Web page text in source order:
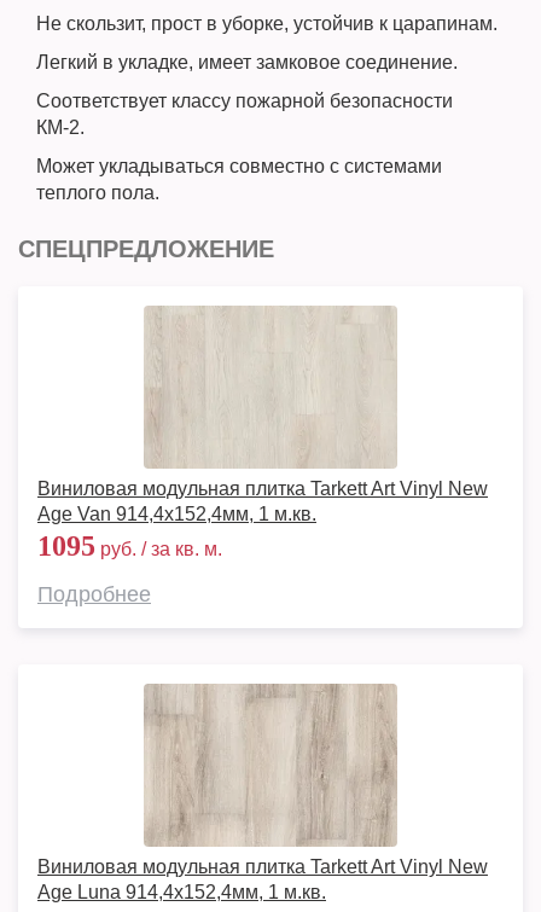
Не скользит, прост в уборке, устойчив к царапинам.
Легкий в укладке, имеет замковое соединение.
Соответствует классу пожарной безопасности
КМ-2.
Может укладываться совместно с системами
теплого пола.
СПЕЦПРЕДЛОЖЕНИЕ
Виниловая модульная плитка Tarkett Art Vinyl New
Age Van 914,4х152,4мм, 1 м.кв.
1095 руб. / за кв. м.
Подробнее
Виниловая модульная плитка Tarkett Art Vinyl New
Age Luna 914,4х152,4мм, 1 м.кв.